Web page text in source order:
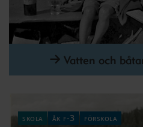
Vatten och
skola åk f-3 förskola